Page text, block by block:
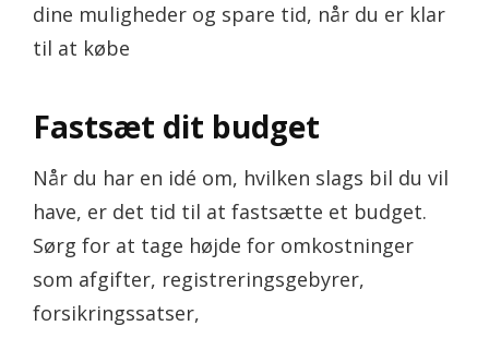
dine muligheder og spare tid, når du er klar
til at købe
Fastsæt dit budget
Når du har en idé om, hvilken slags bil du vil
have, er det tid til at fastsætte et budget.
Sørg for at tage højde for omkostninger
som afgifter, registreringsgebyrer,
forsikringssatser,